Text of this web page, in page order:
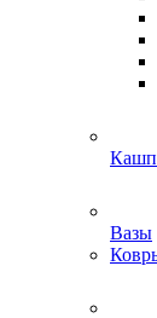
Вазы